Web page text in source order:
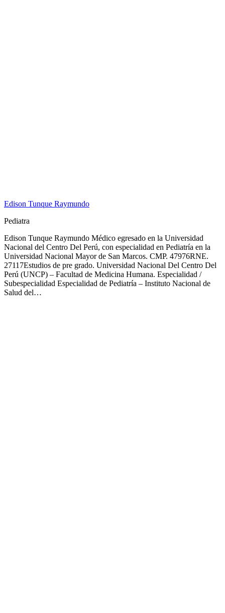
Edison Tunque Raymundo
Pediatra
Edison Tunque Raymundo Médico egresado en la Universidad
Nacional del Centro Del Perú, con especialidad en Pediatría en la
Universidad Nacional Mayor de San Marcos. CMP. 47976RNE.
27117Estudios de pre grado. Universidad Nacional Del Centro Del
Perú (UNCP) – Facultad de Medicina Humana. Especialidad /
Subespecialidad Especialidad de Pediatría – Instituto Nacional de
Salud del…